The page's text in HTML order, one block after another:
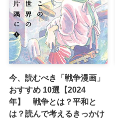
今、読むべき「戦争漫画」
おすすめ 10選【2024
年】 戦争とは？平和と
は？読んで考えるきっかけ